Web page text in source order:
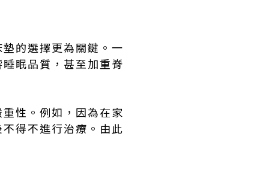
的選擇更為關鍵。一
眠品質，甚至加重脊
性。例如，因為在家
得不進行治療。由此